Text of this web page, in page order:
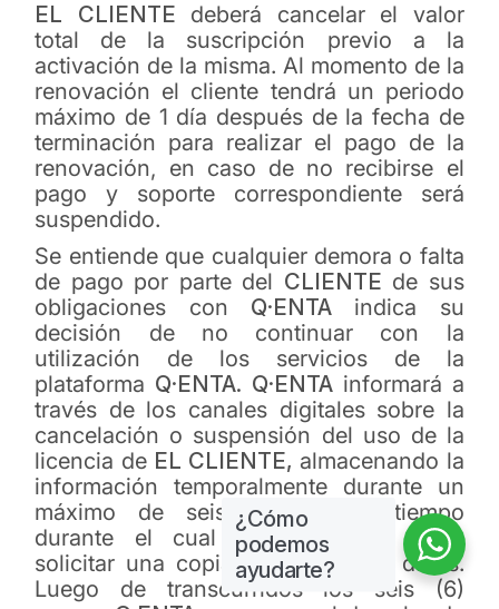
EL CLIENTE deberá cancelar el valor
total de la suscripción previo a la
activación de la misma. Al momento de la
renovación el cliente tendrá un periodo
máximo de 1 día después de la fecha de
terminación para realizar el pago de la
renovación, en caso de no recibirse el
pago y soporte correspondiente será
suspendido.
Se entiende que cualquier demora o falta
de pago por parte del CLIENTE de sus
obligaciones con Q·ENTA indica su
decisión de no continuar con la
utilización de los servicios de la
plataforma Q·ENTA. Q·ENTA informará a
través de los canales digitales sobre la
cancelación o suspensión del uso de la
licencia de EL CLIENTE, almacenando la
información temporalmente durante un
máximo de seis (6) meses, tiempo
durante el cualEL CLIENTE
podrá
solicitar una copia digital de sus datos.
Luego de transcurridos los seis (6)
¿Cómo
podemos
ayudarte?